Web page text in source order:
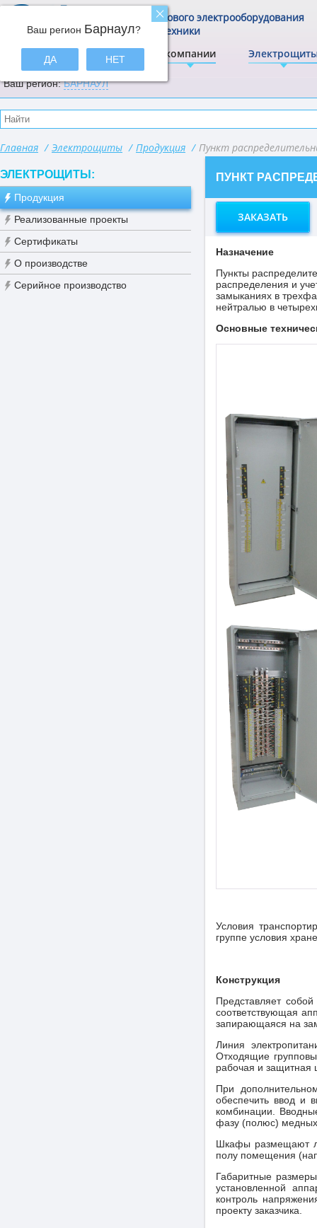
ЭлектрА О компании
Центр щитового электрооборудования
и электротехники
Ваш регион:БАРНАУЛ
Ваш регион Барнаул?
ДА НЕТ
Главная / Электрощиты / Продукция / Пункт
ЭЛЕКТРОЩИТЫ:
Продукция
Реализованные проекты
Сертификаты
О производстве
Серийное производство
ПУНКТ
ЗАКАЗАТЬ
Назначение
Пункты
распределения и
замыканиях в
нейтралью в
Основные
Условия
группе условия
Конструкция
Представляет
соответствующая
запирающаяся на
Линия
Отходящие
рабочая и защитная
При
обеспечить ввод и
комбинации.
фазу (полюс)
Шкафы размещают
полу помещения
Габаритные
установленной
контроль
проекту заказчика.